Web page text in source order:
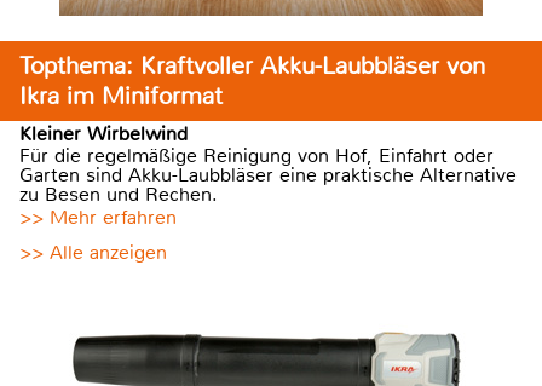
Topthema: Kraftvoller Akku-Laubbläser von
Ikra im Miniformat
Kleiner Wirbelwind
Für die regelmäßige Reinigung von Hof, Einfahrt oder
Garten sind Akku-Laubbläser eine praktische Alternative
zu Besen und Rechen.
>> Mehr erfahren
>> Alle anzeigen